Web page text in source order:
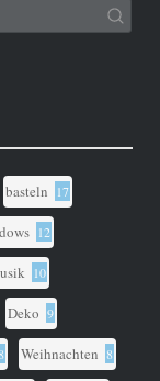
basteln 17
12
10
Deko 9
Weihnachten 8